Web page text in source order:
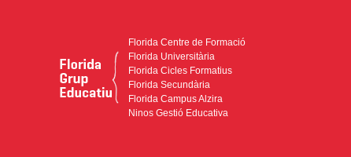
Florida Centre de Formació
Florida Universitària
Florida Cicles Formatius
Florida Secundària
Florida Campus Alzira
Ninos Gestió Educativa